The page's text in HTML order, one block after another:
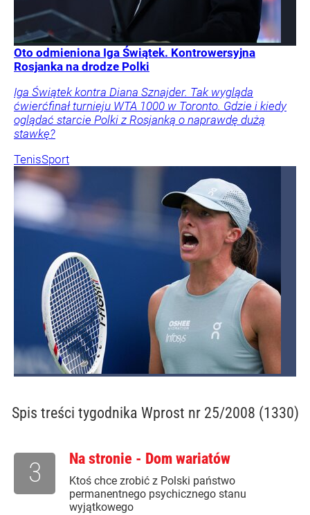
Oto odmieniona Iga Świątek. Kontrowersyjna
Rosjanka na drodze Polki
Iga Świątek kontra Diana Sznajder. Tak wygląda
ćwierćfinał turnieju WTA 1000 w Toronto. Gdzie i kiedy
oglądać starcie Polki z Rosjanką o naprawdę dużą
stawkę?
TenisSport
Spis treści tygodnika Wprost nr 25/2008 (1330)
Na stronie - Dom wariatów
Ktoś chce zrobić z Polski państwo
permanentnego psychicznego stanu
wyjątkowego
3